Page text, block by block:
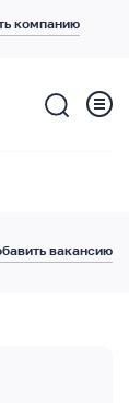
компанию
вакансию